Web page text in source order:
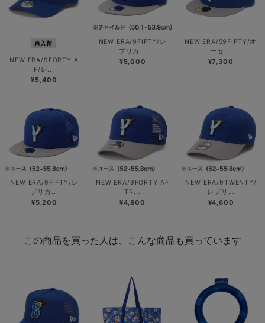
再入荷
NEW ERA/9FORTY A
F/レ...
¥5,400
NEW ERA/9FIFTY/レ
プリカ...
¥5,000
NEW ERA/59FIFTY/オ
ーセ...
¥7,300
NEW ERA/9FIFTY/レ
プリカ...
¥5,200
NEW ERA/9FORTY AF
TR...
¥4,800
NEW ERA/9TWENTY/
レプリ...
¥4,600
この商品を買った人は、こんな商品も買っています